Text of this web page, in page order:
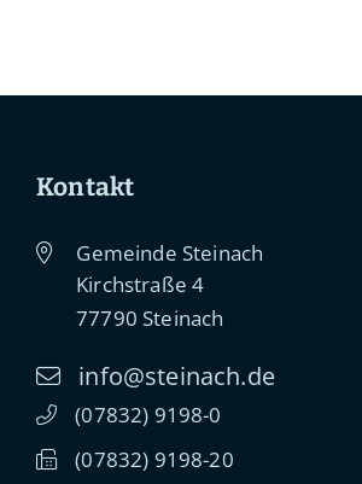
Kontakt
Gemeinde Steinach
Kirchstraße 4
77790 Steinach
info@steinach.de
(07832) 91 98-0
(07832) 91 98-20